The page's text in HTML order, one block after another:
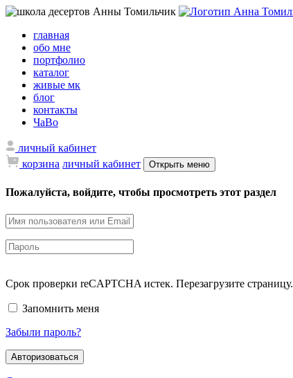
главная
обо мне
портфолио
каталог
живые мк
блог
контакты
ЧаВо
личный кабинет
корзина личный кабинет Открыть меню
Пожалуйста, войдите, чтобы просмотреть этот раздел
Срок проверки reCAPTCHA истек. Перезагрузите страницу.
Запомнить меня
Забыли пароль?